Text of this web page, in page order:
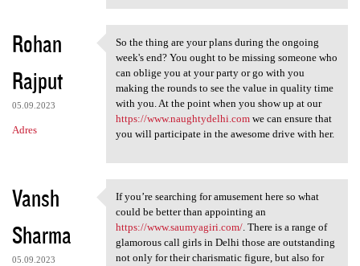
Rohan
Rajput
05.09.2023
Adres
So the thing are your plans
So the thing are your plans during the ongoing
week's end? You ought to be missing someone who
can oblige you at your party or go with you
making the rounds to see the value in quality time
with you. At the point when you show up at our
https://www.naughtydelhi.comwe can ensure that
you will participate in the awesome drive with her.
Vansh
Sharma
05.09.2023
If you’re searching for
If you’re searching for amusement here so what
could be better than appointing an
https://www.saumyagiri.com/. There is a range of
glamorous call girls in Delhi those are outstanding
not only for their charismatic figure, but also for